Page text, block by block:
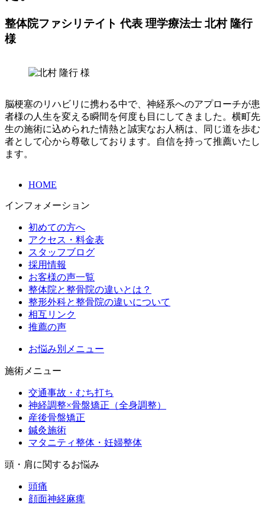
整体院ファシリテイト 代表 理学療法士 北村 隆行
様
脳梗塞のリハビリに携わる中で、神経系へのアプローチが患
者様の人生を変える瞬間を何度も目にしてきました。横町先
生の施術に込められた情熱と誠実なお人柄は、同じ道を歩む
者として心から尊敬しております。自信を持って推薦いたし
ます。
HOME
インフォメーション
初めての方へ
アクセス・料金表
スタッフブログ
採用情報
お客様の声一覧
整体院と整骨院の違いとは？
整形外科と整骨院の違いについて
相互リンク
推薦の声
お悩み別メニュー
施術メニュー
交通事故・むち打ち
神経調整×骨盤矯正（全身調整）
産後骨盤矯正
鍼灸施術
マタニティ整体・妊婦整体
頭・肩に関するお悩み
頭痛
顔面神経麻痺